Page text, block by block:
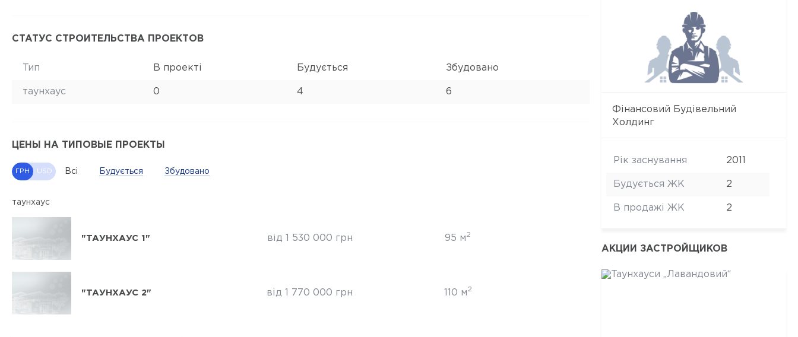
СТАТУС СТРОИТЕЛЬСТВА ПРОЕКТОВ
Тип В проекті Будується Збудовано
таунхаус 0 4 6
ЦЕНЫ НА ТИПОВЫЕ ПРОЕКТЫ
ГРН USD Всі Будується Збудовано
таунхаус
"ТАУНХАУС 1" від 1 530 000 грн 95 м2
"ТАУНХАУС 2" від 1 770 000 грн 110 м2
Фінансовий Будівельний
Холдинг
Рік заснування 2011
Будується ЖК 2
В продажі ЖК 2
АКЦИИ ЗАСТРОЙЩИКОВ